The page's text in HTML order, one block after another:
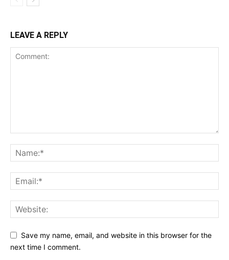
LEAVE A REPLY
Save my name, email, and website in this browser for the
next time I comment.